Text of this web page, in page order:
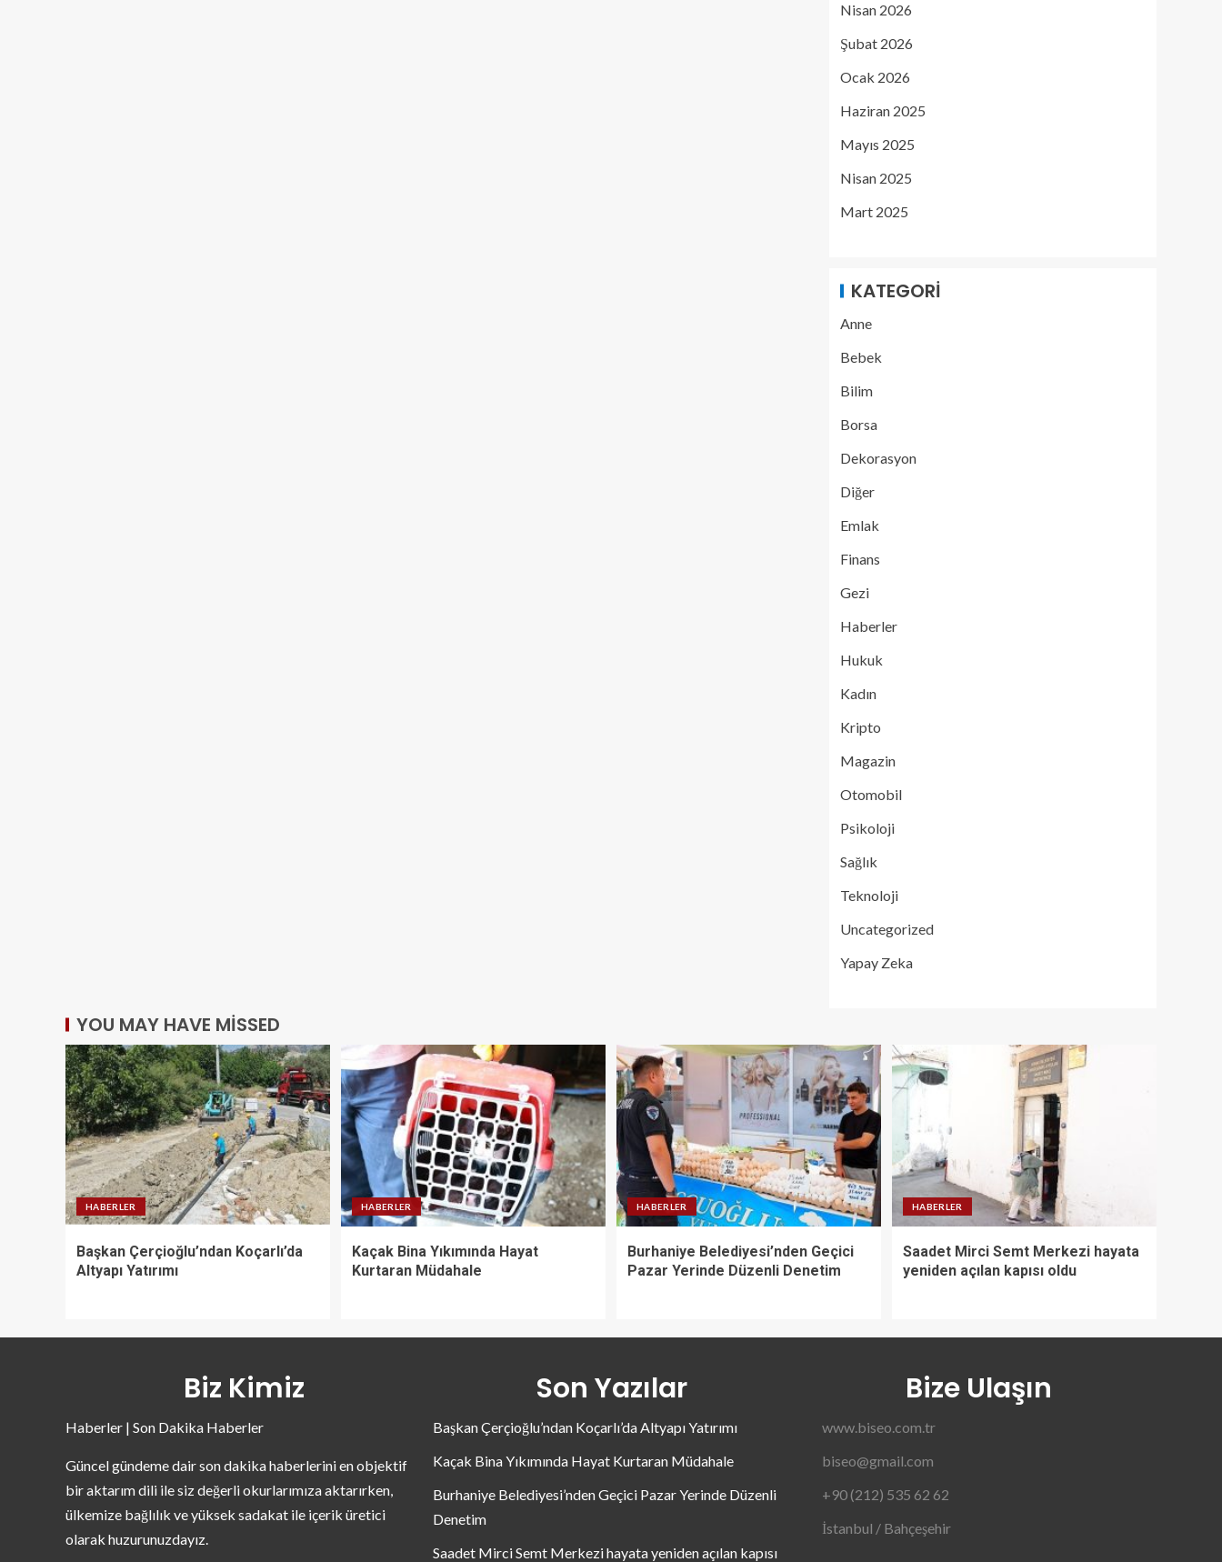
Nisan 2026
Şubat 2026
Ocak 2026
Haziran 2025
Mayıs 2025
Nisan 2025
Mart 2025
KATEGORI
Anne
Bebek
Bilim
Borsa
Dekorasyon
Diğer
Emlak
Finans
Gezi
Haberler
Hukuk
Kadın
Kripto
Magazin
Otomobil
Psikoloji
Sağlık
Teknoloji
Uncategorized
Yapay Zeka
YOU MAY HAVE MISSED
HABERLER
Başkan Çerçioğlu’ndan Koçarlı’da
Altyapı Yatırımı
HABERLER
Kaçak Bina Yıkımında Hayat
Kurtaran Müdahale
HABERLER
Burhaniye Belediyesi’nden Geçici
Pazar Yerinde Düzenli Denetim
HABERLER
Saadet Mirci Semt Merkezi hayata
yeniden açılan kapısı oldu
Biz Kimiz
Haberler | Son Dakika Haberler
Güncel gündeme dair son dakika haberlerini en objektif
bir aktarım dili ile siz değerli okurlarımıza aktarırken,
ülkemize bağlılık ve yüksek sadakat ile içerik üretici
olarak huzurunuzdayız.
Son Yazılar
Başkan Çerçioğlu’ndan Koçarlı’da Altyapı Yatırımı
Kaçak Bina Yıkımında Hayat Kurtaran Müdahale
Burhaniye Belediyesi’nden Geçici Pazar Yerinde Düzenli
Denetim
Saadet Mirci Semt Merkezi hayata yeniden açılan kapısı
Bize Ulaşın
www.biseo.com.tr
biseo@gmail.com
+90 (212) 535 62 62
İstanbul / Bahçeşehir